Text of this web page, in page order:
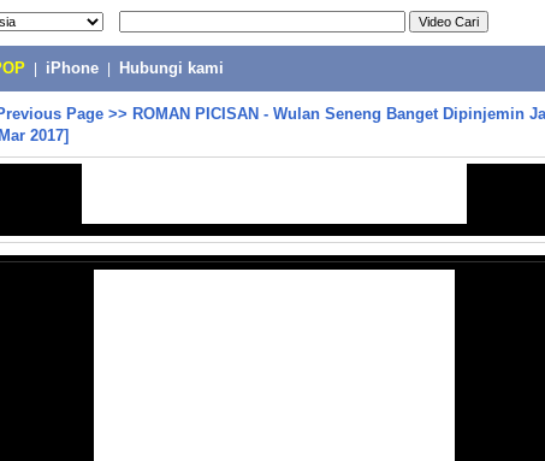
iPhone Hubungi kami
Page >> ROMAN PICISAN - Wulan Seneng Banget Dipinjemin
2017]